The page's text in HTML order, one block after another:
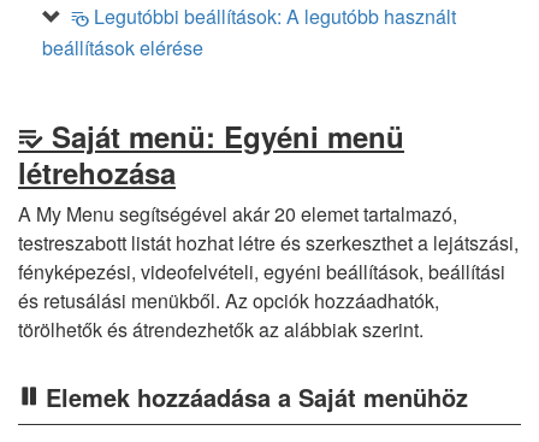
m Legutóbbi beállítások: A legutóbb használt
beállítások elérése
O Saját menü: Egyéni menü
létrehozása
A My Menu segítségével akár 20 elemet tartalmazó,
testreszabott listát hozhat létre és szerkeszthet a lejátszási,
fényképezési, videofelvételi, egyéni beállítások, beállítási
és retusálási menükből. Az opciók hozzáadhatók,
törölhetők és átrendezhetők az alábbiak szerint.
Elemek hozzáadása a Saját menühöz